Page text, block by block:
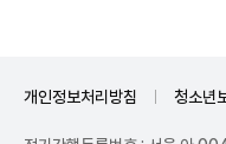
개인정보처리방침 청소년